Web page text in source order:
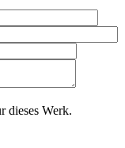
dieses Werk.